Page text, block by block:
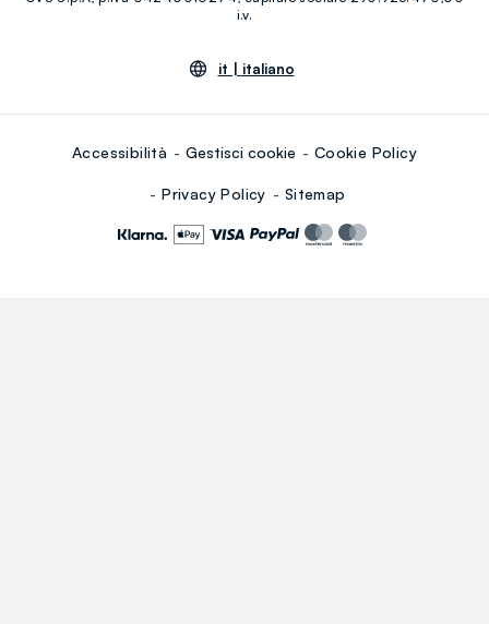
i.v.
it | italiano
Accessibilità Gestisci cookie Cookie Policy
Privacy Policy Sitemap